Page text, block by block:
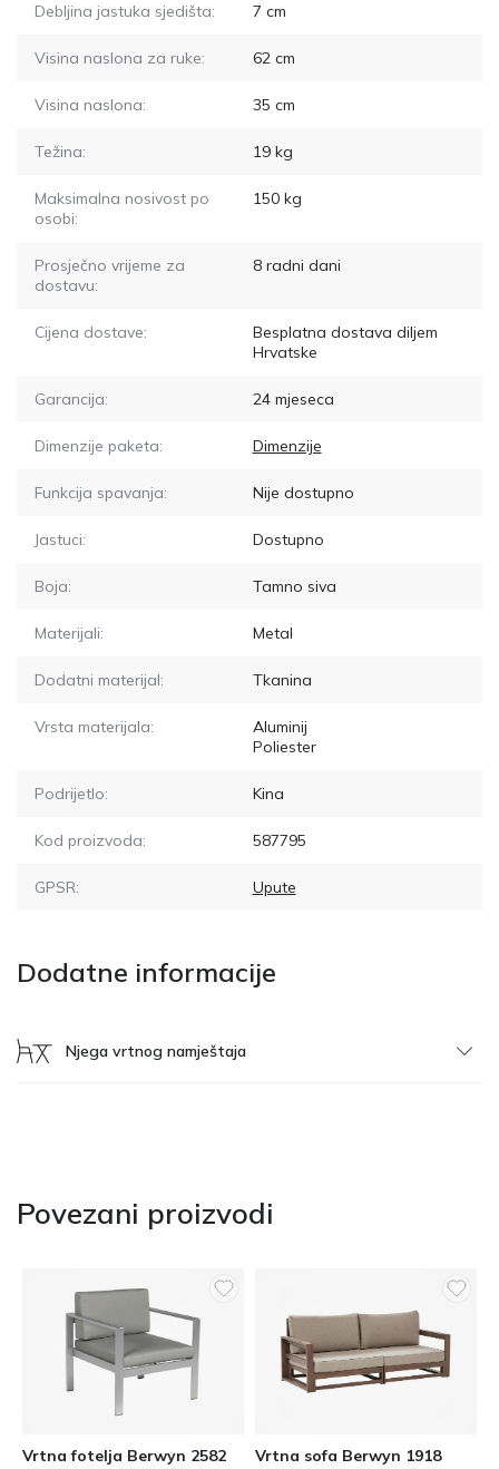
Debljina jastuka sjedišta: 7 cm
Visina naslona za ruke: 62cm
Visina naslona: 35 cm
Težina: 19kg
Maksimalna nosivost po
osobi:
150kg
Prosječno vrijeme za
dostavu:
8radni dani
Cijena dostave:
Besplatna dostava diljem
Hrvatske
Garancija: 24 mjeseca
Dimenzije paketa: Dimenzije
Funkcija spavanja: Nije dostupno
Jastuci: Dostupno
Boja: Tamno siva
Materijali: Metal
Dodatni materijal: Tkanina
Vrsta materijala:
Aluminij
Poliester
Podrijetlo: Kina
Kod proizvoda: 587795
GPSR: Upute
Dodatne informacije
Njega vrtnog namještaja
Povezani proizvodi
Vrtna fotelja Berwyn 2582 Vrtna sofa Berwyn 1918